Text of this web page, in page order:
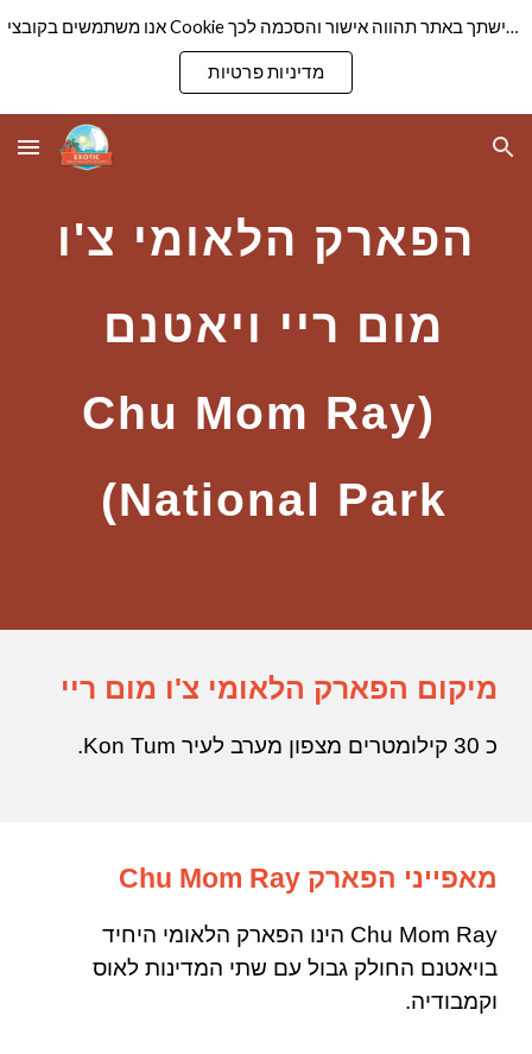
Skip to main content Skip to navigation
אנו משתמשים בקובצי Cookie כדי להבטיח שנספק לך את חוויית הגלישה הטובה ביותר באתר שלנו. המשך גלישתך באתר תהווה אישור והסכמה לכך
מדיניות פרטיות
הפארק הלאומי צ'ו
מום ריי ויאטנם
(Chu Mom Ray
National Park)
מיקום הפארק הלאומי צ'ו מום ריי
כ 30 קילומטרים מצפון מערב לעיר Kon Tum.
מאפייני הפארק Chu Mom Ray
Chu Mom Ray הינו הפארק הלאומי היחיד
בויאטנם החולק גבול עם שתי המדינות לאוס
וקמבודיה.